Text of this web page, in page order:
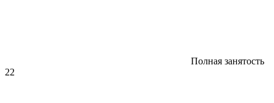
Полная занятость
22